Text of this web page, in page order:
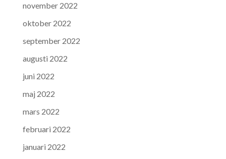
november 2022
oktober 2022
september 2022
augusti 2022
juni 2022
maj 2022
mars 2022
februari 2022
januari 2022